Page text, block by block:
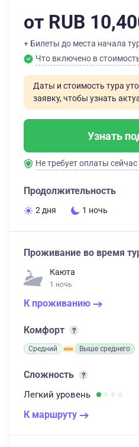
от RUB
+ Билеты до места начала
Что включено в
Даты и стоимость тура
заявку, чтобы узнать
Узнать
Не требует оплаты сейчас
Продолжительность
2 дня 1 ночь
Проживание во время
Каюта
1 ночь
К проживанию
Комфорт
Средний Выше среднего
Сложность
Легкий уровень
К маршруту